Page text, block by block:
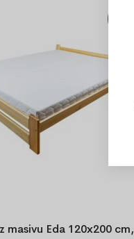
masivu Eda 120x200 cm,